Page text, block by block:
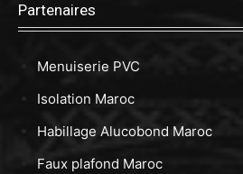
Partenaires
Menuiserie PVC
Isolation Maroc
Habillage Alucobond Maroc
Faux plafond Maroc